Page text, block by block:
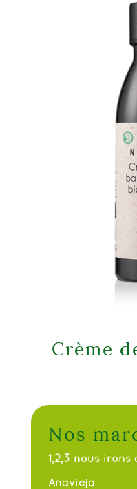
Crème
Nos
1,2,3 nous irons
Anavieja